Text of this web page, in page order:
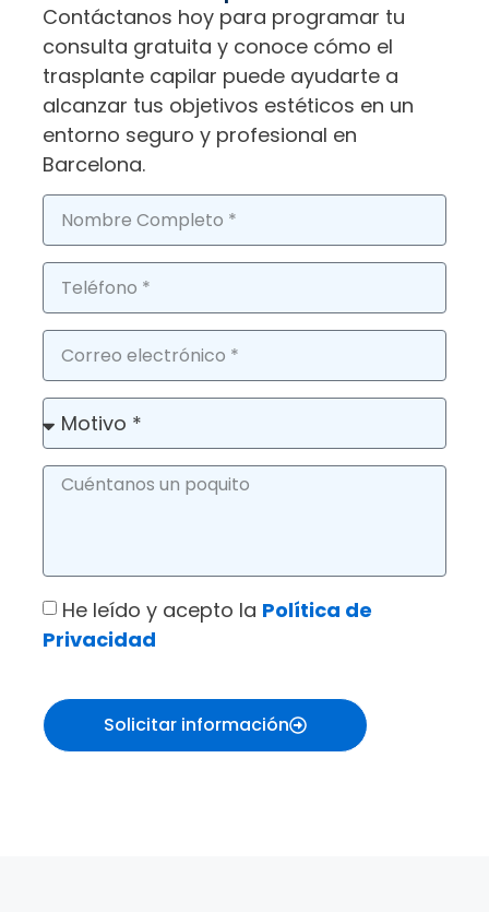
Contáctanos hoy para programar tu
consulta gratuita y conoce cómo el
trasplante capilar puede ayudarte a
alcanzar tus objetivos estéticos en un
entorno seguro y profesional en
Barcelona.
He leído y acepto la Política de
Privacidad
Solicitar información